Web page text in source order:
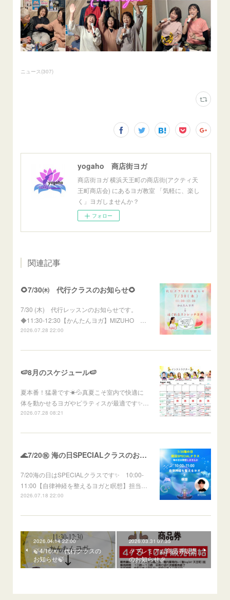
ニュース(307)
yogaho 商店街ヨガ
商店街ヨガ 横浜天王町の商店街(アクティ天
王町商店会) にあるヨガ教室 「気軽に、楽し
く」ヨガしませんか？
フォロー
関連記事
🌻7/30㈭ 代行クラスのお知らせ🌻
7/30 (木) 代行レッスンのお知らせです。
◆11:30-12:30【かんたんヨガ】MIZUHO …
2026.07.28 22:00
🍉8月のスケジュール🍉
夏本番！猛暑です☀💦真夏こそ室内で快適に
体を動かせるヨガやピラティスが最適です✨…
2026.07.28 08:21
🌊7/20㊗ 海の日SPECIALクラスのお知らせ🌊
7/20海の日はSPECIALクラスです✨ 10:00-
11:00【自律神経を整えるヨガと瞑想】担当…
2026.07.18 22:00
2026.04.14 22:00
🍃4/16㈭ 代行クラスの
お知らせ🍃
2026.03.31 07:35
🎉プレミアム商品券販売
のお知らせ🎉